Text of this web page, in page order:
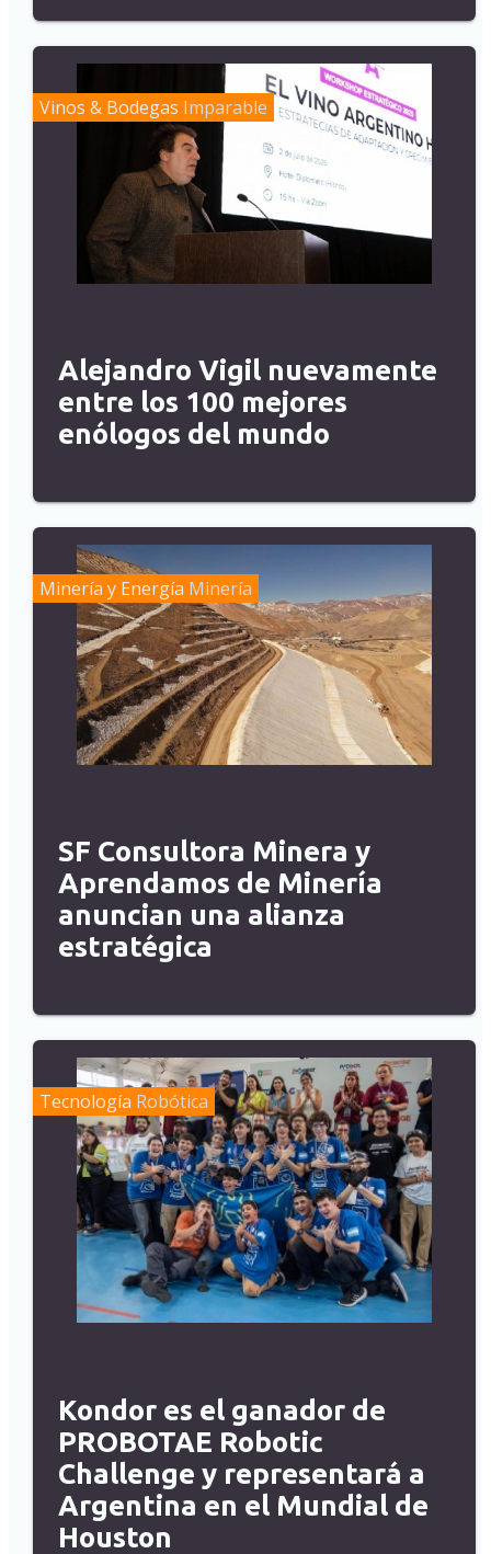
Vinos & Bodegas Imparable
Alejandro Vigil nuevamente
entre los 100 mejores
enólogos del mundo
Minería y Energía Minería
SF Consultora Minera y
Aprendamos de Minería
anuncian una alianza
estratégica
Tecnología Robótica
Kondor es el ganador de
PROBOTAE Robotic
Challenge y representará a
Argentina en el Mundial de
Houston